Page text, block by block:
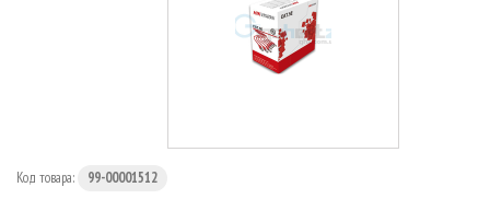
Код товара: 99-00001512